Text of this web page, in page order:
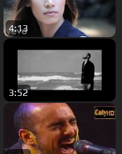
4:13
3:52